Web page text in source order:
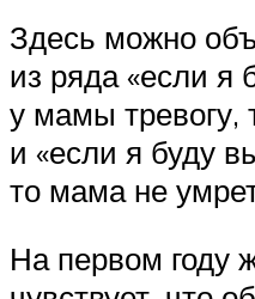
Здесь можно
из ряда «если я
у мамы тревогу,
и «если я буду
то мама не
На первом году